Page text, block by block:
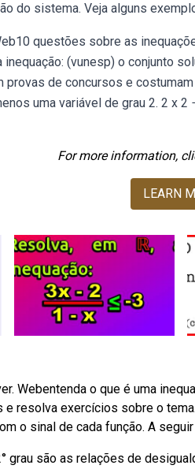
do sistema. Veja alguns
questões sobre as
(vunesp) o conjunto
provas de concursos e
uma variável de grau 2. 2 x 2
For more information,
LEARN
Webentenda o que é uma
resolva exercícios sobre o
o sinal de cada função. A
grau são as relações de